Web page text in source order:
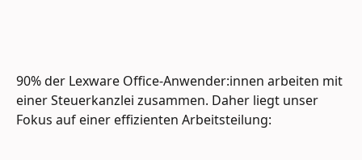
90% der Lexware Office-Anwender:innen arbeiten mit
einer Steuerkanzlei zusammen. Daher liegt unser
Fokus auf einer effizienten Arbeitsteilung: